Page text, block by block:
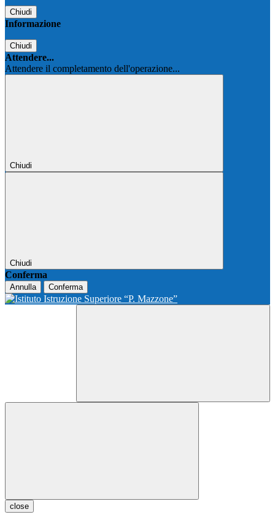
Chiudi
Informazione
Chiudi
Attendere...
Attendere il completamento dell'operazione...
Chiudi
Chiudi
Conferma
Annulla Conferma
close